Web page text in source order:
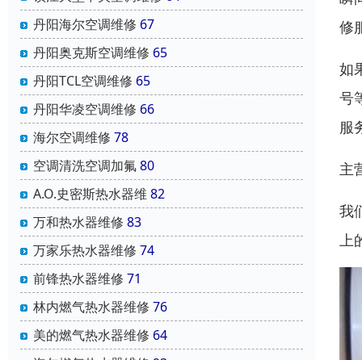
丹阳海尔空调维修 67
丹阳奥克斯空调维修 65
丹阳TCL空调维修 65
丹阳华凌空调维修 66
海尔空调维修 78
空调清洗空调加氟80
A.O.史密斯热水器维 82
万和热水器维修 83
万家乐热水器维修 74
前锋热水器维修 71
林内燃气热水器维修 76
美的燃气热水器维修 64
修
如
号
服
主
我
上